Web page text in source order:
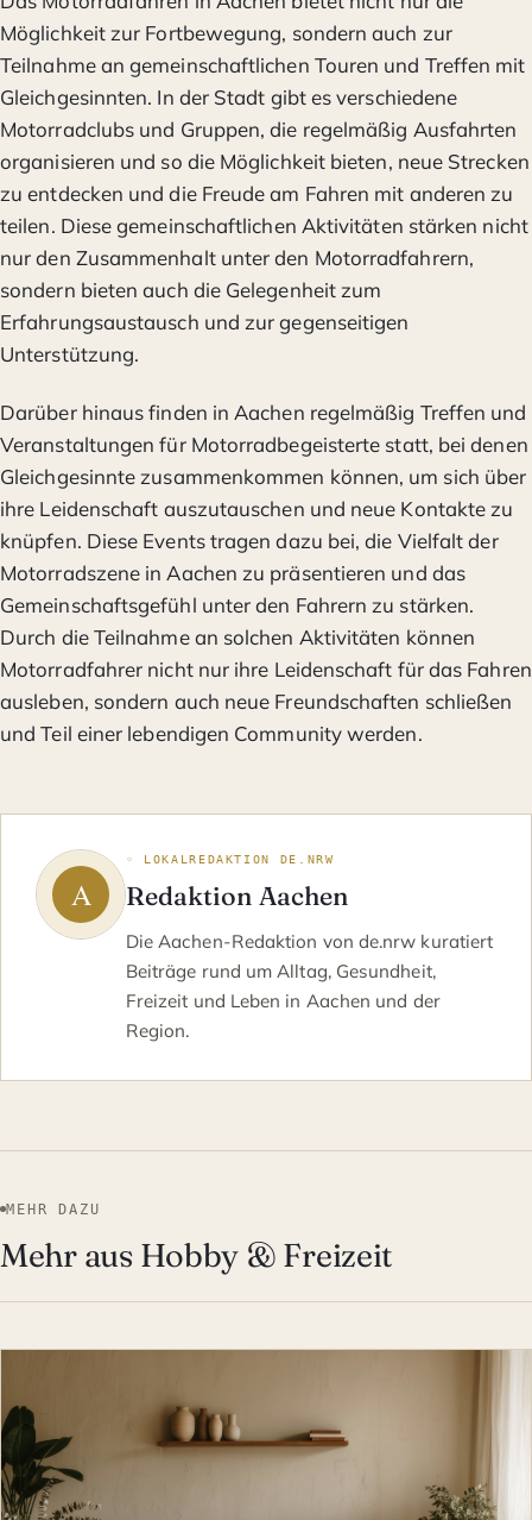
Möglichkeit zur Fortbewegung, sondern auch zur
Teilnahme an gemeinschaftlichen Touren und Treffen mit
Gleichgesinnten. In der Stadt gibt es verschiedene
Motorradclubs und Gruppen, die regelmäßig Ausfahrten
organisieren und so die Möglichkeit bieten, neue Strecken
zu entdecken und die Freude am Fahren mit anderen zu
teilen. Diese gemeinschaftlichen Aktivitäten stärken nicht
nur den Zusammenhalt unter den Motorradfahrern,
sondern bieten auch die Gelegenheit zum
Erfahrungsaustausch und zur gegenseitigen
Unterstützung.
Darüber hinaus finden in Aachen regelmäßig Treffen und
Veranstaltungen für Motorradbegeisterte statt, bei denen
Gleichgesinnte zusammenkommen können, um sich über
ihre Leidenschaft auszutauschen und neue Kontakte zu
knüpfen. Diese Events tragen dazu bei, die Vielfalt der
Motorradszene in Aachen zu präsentieren und das
Gemeinschaftsgefühl unter den Fahrern zu stärken.
Durch die Teilnahme an solchen Aktivitäten können
Motorradfahrer nicht nur ihre Leidenschaft für das Fahren
ausleben, sondern auch neue Freundschaften schließen
und Teil einer lebendigen Community werden.
◦ LOKALREDAKTION DE.NRW
Redaktion Aachen
Die Aachen-Redaktion von de.nrw kuratiert
Beiträge rund um Alltag, Gesundheit,
Freizeit und Leben in Aachen und der
Region.
MEHR DAZU
Mehr aus Hobby & Freizeit